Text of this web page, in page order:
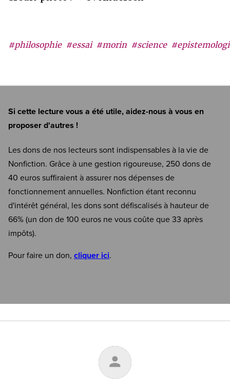
#philosophie #essai #morin #science
Si cette lecture vous a été utile, aidez-nous à vous en
proposer d'autres !
Les dons de nos lecteurs sont indispensables à la vie de
Nonfiction. Grâce à une gestion rigoureuse, 250 dons de
40 euros suffiraient à assurer nos dépenses de
fonctionnement annuelles. Nonfiction étant reconnu
d'intérêt général, les dons sont défiscalisés à hauteur de
66% (un don de 100 euros ne vous coûte que 33 après
impôts).
Pour faire un don, cliquer ici.